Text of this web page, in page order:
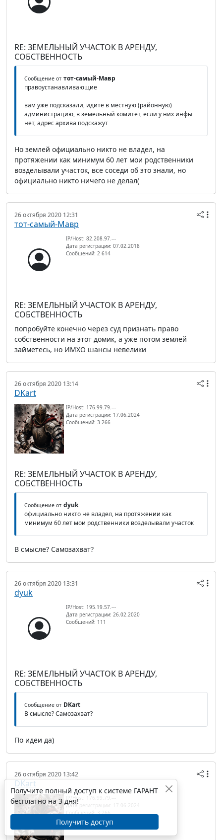
RE: ЗЕМЕЛЬНЫЙ УЧАСТОК В АРЕНДУ,
СОБСТВЕННОСТЬ
Сообщение от тот-самый-Мавр
правоустанавливающие
вам уже подсказали, идите в местную (районную)
администрацию, в земельный комитет, если у них инфы
нет, адрес архива подскажут
Но землей официально никто не владел, на
протяжении как минимум 60 лет мои родственники
возделывали участок, все соседи об это знали, но
официально никто ничего не делал(
26 октября 2020 12:31
тот-самый-Мавр
IP/Host: 82.208.97.---
Дата регистрации: 07.02.2018
Сообщений: 2 614
RE: ЗЕМЕЛЬНЫЙ УЧАСТОК В АРЕНДУ,
СОБСТВЕННОСТЬ
попробуйте конечно через суд признать право
собственности на этот домик, а уже потом землей
займетесь, но ИМХО шансы невелики
26 октября 2020 13:14
DKart
IP/Host: 176.99.79.---
Дата регистрации: 17.06.2024
Сообщений: 3 266
RE: ЗЕМЕЛЬНЫЙ УЧАСТОК В АРЕНДУ,
СОБСТВЕННОСТЬ
Сообщение от dyuk
официально никто не владел, на протяжении как
минимум 60 лет мои родственники возделывали участок
В смысле? Самозахват?
26 октября 2020 13:31
dyuk
IP/Host: 195.19.57.---
Дата регистрации: 26.02.2020
Сообщений: 111
RE: ЗЕМЕЛЬНЫЙ УЧАСТОК В АРЕНДУ,
СОБСТВЕННОСТЬ
Сообщение от DKart
В смысле? Самозахват?
По идеи да)
26 октября 2020 13:42
DKart
IP/Host: 176.99.79.---
Дата регистрации: 17.06.2024
Сообщений: 3 266
Получите полный доступ к системе ГАРАНТ
бесплатно на 3 дня!
Получить доступ